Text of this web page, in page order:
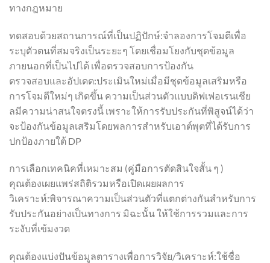
ทางกฎหมาย
ทดสอบด้วยสถานการณ์ที่เป็นปฏิปักษ์:จำลองการโจมตีเพื่อ
ระบุตัวตนที่สมจริงเป็นระยะๆ โดยเชื่อมโยงกับชุดข้อมูล
ภายนอกที่เป็นไปได้ เพื่อตรวจสอบการป้องกัน
ตรวจสอบและอัปเดต:ประเมินใหม่เมื่อมีชุดข้อมูลเสริมหรือ
การโจมตีใหม่ๆ เกิดขึ้น ความเป็นส่วนตัวแบบดิฟเฟอเรนเชีย
ลมีความน่าสนใจตรงนี้ เพราะให้การรับประกันที่พิสูจน์ได้ว่า
จะป้องกันข้อมูลเสริมโดยพลการสำหรับเอาต์พุตที่ได้รับการ
ปกป้องภายใต้ DP
การเลือกเทคนิคที่เหมาะสม (คู่มือการตัดสินใจสั้น ๆ )
คุณต้องเผยแพร่สถิติรวมหรือเปิดเผยผลการ
วิเคราะห์:พิจารณาความเป็นส่วนตัวที่แตกต่างกันสำหรับการ
รับประกันอย่างเป็นทางการ มิฉะนั้น ให้ใช้การรวมและการ
ระงับที่เข้มงวด
คุณต้องแบ่งปันข้อมูลตารางเพื่อการวิจัย/วิเคราะห์:ใช้ชื่อ